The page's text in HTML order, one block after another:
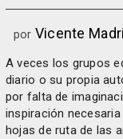
por Vicente
A veces los grupos
diario o su propia
por falta de
inspiración
hojas de ruta de las